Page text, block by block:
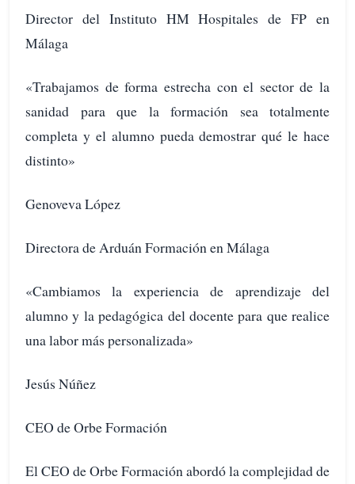
Director del Instituto HM Hospitales de FP en
Málaga
«Trabajamos de forma estrecha con el sector de la
sanidad para que la formación sea totalmente
completa y el alumno pueda demostrar qué le hace
distinto»
Genoveva López
Directora de Arduán Formación en Málaga
«Cambiamos la experiencia de aprendizaje del
alumno y la pedagógica del docente para que realice
una labor más personalizada»
Jesús Núñez
CEO de Orbe Formación
El CEO de Orbe Formación abordó la complejidad de